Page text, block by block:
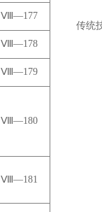
传统
Ⅷ—177
Ⅷ—178
Ⅷ—179
Ⅷ—180
Ⅷ—181